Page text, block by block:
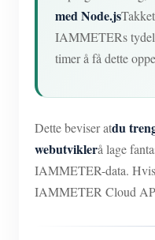
med Node.js
IAMMETERs
timer å få dette
Dette beviser atdu
webutviklerå lage
IAMMETER-data.
IAMMETER Cloud